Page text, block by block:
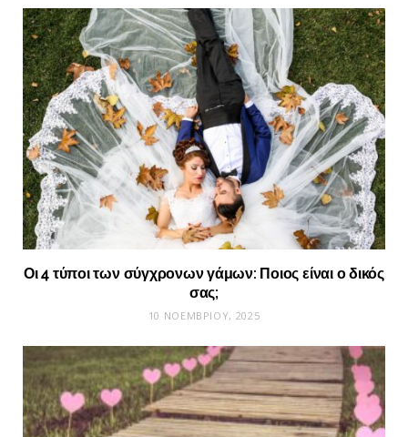
Οι 4 τύποι των σύγχρονων γάμων: Ποιος είναι ο δικός
σας;
10 ΝΟΕΜΒΡΊΟΥ, 2025